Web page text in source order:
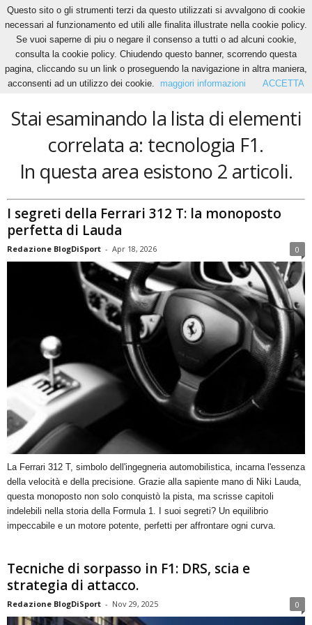
Home Tags Tecnologia F1
tecnologia F1
Stai esaminando la lista di elementi
correlata a: tecnologia F1.
In questa area esistono 2 articoli.
I segreti della Ferrari 312 T: la monoposto
perfetta di Lauda
Redazione BlogDiSport - Apr 18, 2026 0
La Ferrari 312 T, simbolo dell'ingegneria automobilistica, incarna l'essenza
della velocità e della precisione. Grazie alla sapiente mano di Niki Lauda,
questa monoposto non solo conquistò la pista, ma scrisse capitoli
indelebili nella storia della Formula 1. I suoi segreti? Un equilibrio
impeccabile e un motore potente, perfetti per affrontare ogni curva.
Tecniche di sorpasso in F1: DRS, scia e
strategia di attacco.
Redazione BlogDiSport - Nov 29, 2025 0
Questo sito o gli strumenti terzi da questo utilizzati si avvalgono di cookie
necessari al funzionamento ed utili alle finalita illustrate nella cookie policy.
Se vuoi saperne di piu o negare il consenso a tutti o ad alcuni cookie,
consulta la cookie policy. Chiudendo questo banner, scorrendo questa
pagina, cliccando su un link o proseguendo la navigazione in altra maniera,
acconsenti ad un utilizzo dei cookie.
maggiori informazioni ACCETTA